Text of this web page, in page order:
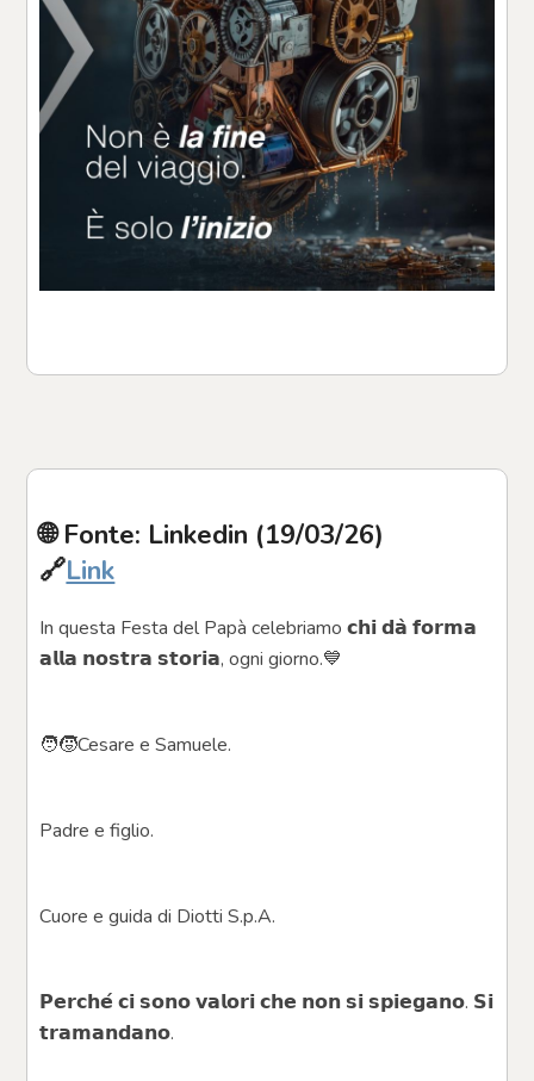
🌐 Fonte: Linkedin (19/03/26)
🔗Link
In questa Festa del Papà celebriamo 𝗰𝗵𝗶 𝗱𝗮̀ 𝗳𝗼𝗿𝗺𝗮
𝗮𝗹𝗹𝗮 𝗻𝗼𝘀𝘁𝗿𝗮 𝘀𝘁𝗼𝗿𝗶𝗮, ogni giorno.💙
🧑🧒Cesare e Samuele.
Padre e figlio.
Cuore e guida di Diotti S.p.A.
𝗣𝗲𝗿𝗰𝗵𝗲́ 𝗰𝗶 𝘀𝗼𝗻𝗼 𝘃𝗮𝗹𝗼𝗿𝗶 𝗰𝗵𝗲 𝗻𝗼𝗻 𝘀𝗶 𝘀𝗽𝗶𝗲𝗴𝗮𝗻𝗼. 𝗦𝗶
𝘁𝗿𝗮𝗺𝗮𝗻𝗱𝗮𝗻𝗼.